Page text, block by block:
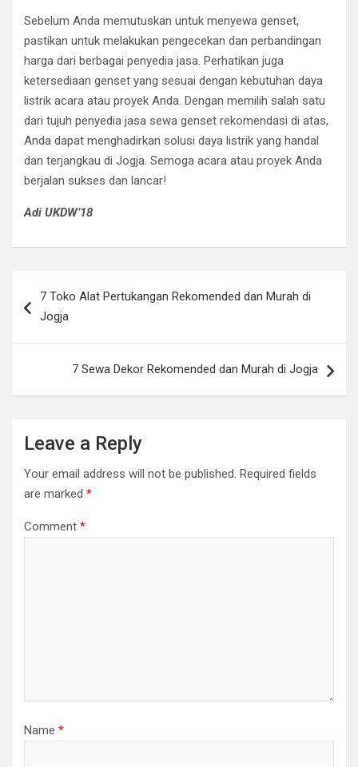
Sebelum Anda memutuskan untuk menyewa genset,
pastikan untuk melakukan pengecekan dan perbandingan
harga dari berbagai penyedia jasa. Perhatikan juga
ketersediaan genset yang sesuai dengan kebutuhan daya
listrik acara atau proyek Anda. Dengan memilih salah satu
dari tujuh penyedia jasa sewa genset rekomendasi di atas,
Anda dapat menghadirkan solusi daya listrik yang handal
dan terjangkau di Jogja. Semoga acara atau proyek Anda
berjalan sukses dan lancar!
Adi UKDW’18
navigation
7 Toko Alat Pertukangan Rekomended dan Murah di
Jogja
7 Sewa Dekor Rekomended dan Murah di Jogja
Leave a Reply
Your email address will not be published. Required fields
are marked *
Comment *
Name *